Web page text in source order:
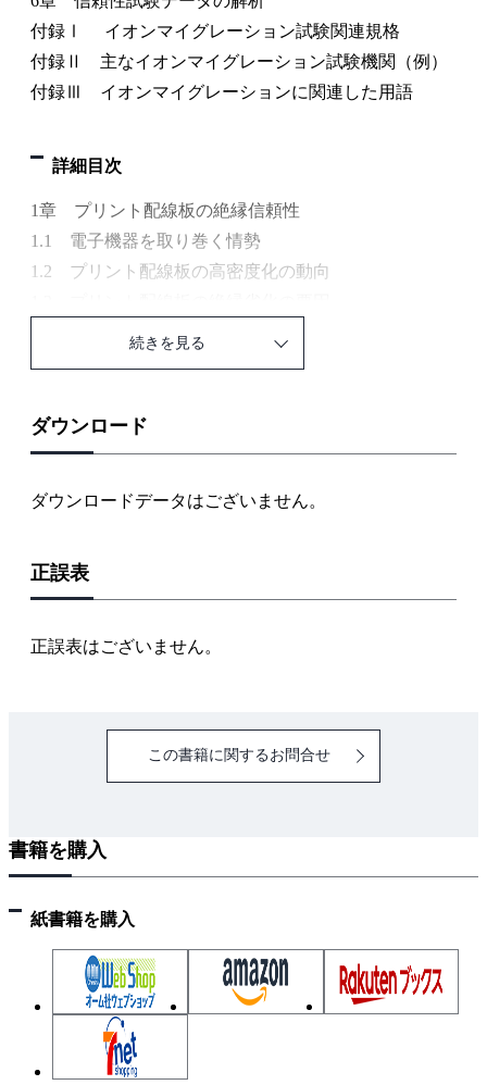
付録Ⅰ イオンマイグレーション試験関連規格
付録Ⅱ 主なイオンマイグレーション試験機関（例）
付録Ⅲ イオンマイグレーションに関連した用語
詳細目次
1章 プリント配線板の絶縁信頼性
1.1 電子機器を取り巻く情勢
1.2 プリント配線板の高密度化の動向
1.4 信頼性評価に要求される課題
2章 イオンマイグレーションの概要
2.1 イオンマイグレーション
3章 イオンマイグレーションの試験方法
3.2 イオンマイグレーション試験方法
3.3 プリント配線板に使用される材料についての評価
3.4 イオンマイグレーションの電気的計測
4章 イオンマイグレーションの防止方法
4.1 金属の溶解防止
4.2 イオンの移動防止
4.4 半導体パッケージでのイオンマイグレーション防
止
5章 イオンマイグレーションのメカニズム
5.2 金属の溶解現象
5.3 イオンの移動現象
5.4 金属への析出現象
6章 信頼性試験データの解析
続きを見る
ダウンロード
ダウンロードデータはございません。
正誤表
正誤表はございません。
この書籍に関するお問合せ
書籍を購入
紙書籍を購入